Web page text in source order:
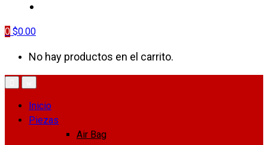
0 $0.00
No hay productos en el carrito.
Inicio
Piezas
Air Bag